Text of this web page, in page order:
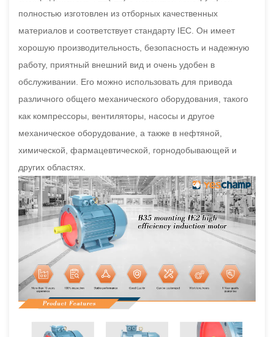
полностью изготовлен из отборных качественных
материалов и соответствует стандарту IEC. Он имеет
хорошую производительность, безопасность и надежную
работу, приятный внешний вид и очень удобен в
обслуживании. Его можно использовать для привода
различного общего механического оборудования, такого
как компрессоры, вентиляторы, насосы и другое
механическое оборудование, а также в нефтяной,
химической, фармацевтической, горнодобывающей и
других областях.